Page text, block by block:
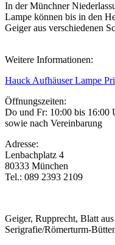
In der Münchner
Lampe können bis in den
Geiger aus verschiedenen
Weitere Informationen:
Hauck Aufhäuser Lampe
Öffnungszeiten:
Do und Fr: 10:00 bis 16:00
sowie nach Vereinbarung
Adresse:
Lenbachplatz 4
80333 München
Tel.: 089 2393 2109
Geiger, Rupprecht, Blatt
Serigrafie/Römerturm-